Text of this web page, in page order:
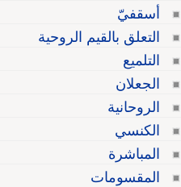
أسقفيّ
التعلق بالقيم الروحية
التلميع
الجعلان
الروحانية
الكنسي
المباشرة
المقسومات